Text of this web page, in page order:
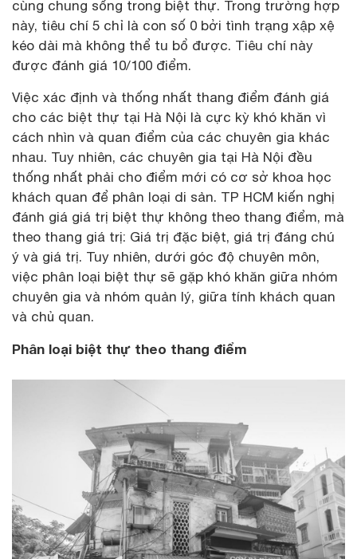
cùng chung sống trong biệt thự. Trong trường hợp
này, tiêu chí 5 chỉ là con số 0 bởi tình trạng xập xệ
kéo dài mà không thể tu bổ được. Tiêu chí này
được đánh giá 10/100 điểm.
Việc xác định và thống nhất thang điểm đánh giá
cho các biệt thự tại Hà Nội là cực kỳ khó khăn vì
cách nhìn và quan điểm của các chuyên gia khác
nhau. Tuy nhiên, các chuyên gia tại Hà Nội đều
thống nhất phải cho điểm mới có cơ sở khoa học
khách quan để phân loại di sản. TP HCM kiến nghị
đánh giá giá trị biệt thự không theo thang điểm, mà
theo thang giá trị: Giá trị đặc biệt, giá trị đáng chú
ý và giá trị. Tuy nhiên, dưới góc độ chuyên môn,
việc phân loại biệt thự sẽ gặp khó khăn giữa nhóm
chuyên gia và nhóm quản lý, giữa tính khách quan
và chủ quan.
Phân loại biệt thự theo thang điểm